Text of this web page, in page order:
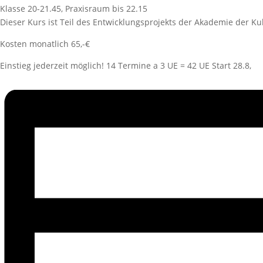
Klasse 20-21.45, Praxisraum bis 22.15
Dieser Kurs ist Teil des Entwicklungsprojekts der Akademie der
Kosten monatlich 65,-€
Einstieg jederzeit möglich! 14 Termine a 3 UE = 42 UE Start 28.8,